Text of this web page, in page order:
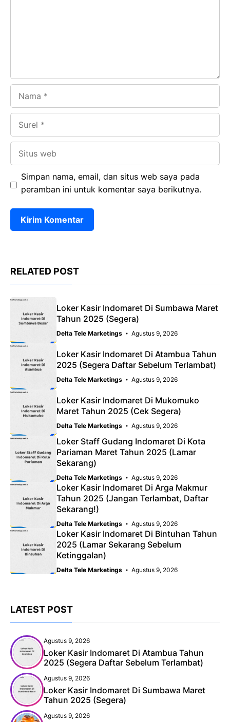
Simpan nama, email, dan situs web saya pada
peramban ini untuk komentar saya berikutnya.
RELATED POST
Loker Kasir Indomaret Di Sumbawa Maret
Tahun 2025 (Segera)
Delta Tele Marketings Agustus 9, 2026
Loker Kasir Indomaret Di Atambua Tahun
2025 (Segera Daftar Sebelum Terlambat)
Delta Tele Marketings Agustus 9, 2026
Loker Kasir Indomaret Di Mukomuko
Maret Tahun 2025 (Cek Segera)
Delta Tele Marketings Agustus 9, 2026
Loker Staff Gudang Indomaret Di Kota
Pariaman Maret Tahun 2025 (Lamar
Sekarang)
Delta Tele Marketings Agustus 9, 2026
Loker Kasir Indomaret Di Arga Makmur
Tahun 2025 (Jangan Terlambat, Daftar
Sekarang!)
Delta Tele Marketings Agustus 9, 2026
Loker Kasir Indomaret Di Bintuhan Tahun
2025 (Lamar Sekarang Sebelum
Ketinggalan)
Delta Tele Marketings Agustus 9, 2026
LATEST POST
Agustus 9, 2026
Loker Kasir Indomaret Di Atambua Tahun
2025 (Segera Daftar Sebelum Terlambat)
Agustus 9, 2026
Loker Kasir Indomaret Di Sumbawa Maret
Tahun 2025 (Segera)
Agustus 9, 2026